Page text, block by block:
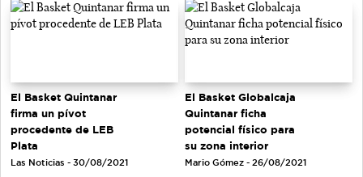
El Basket Quintanar
firma un pívot
procedente de LEB
Plata
Las Noticias - 30/08/2021
El Basket Globalcaja
Quintanar ficha
potencial físico para
su zona interior
Mario Gómez - 26/08/2021